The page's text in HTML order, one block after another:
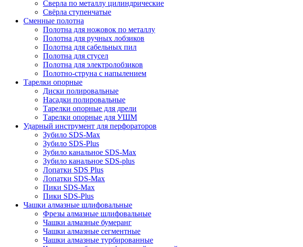
Сверла по металлу цилиндрические
Свёрла ступенчатые
Сменные полотна
Полотна для ножовок по металлу
Полотна для ручных лобзиков
Полотна для сабельных пил
Полотна для стусел
Полотна для электролобзиков
Полотно-струна с напылением
Тарелки опорные
Диски полировальные
Насадки полировальные
Тарелки опорные для дрели
Тарелки опорные для УШМ
Ударный инструмент для перфораторов
Зубило SDS-Max
Зубило SDS-Plus
Зубило канальное SDS-Max
Зубило канальное SDS-plus
Лопатки SDS Plus
Лопатки SDS-Max
Пики SDS-Max
Пики SDS-Plus
Чашки алмазные шлифовальные
Фрезы алмазные шлифовальные
Чашки алмазные бумеранг
Чашки алмазные сегментные
Чашки алмазные турбированные